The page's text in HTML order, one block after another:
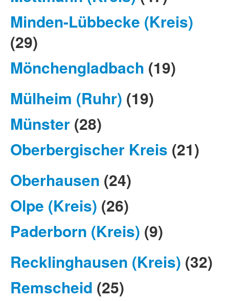
Minden-Lübbecke (Kreis)
(29)
Mönchengladbach (19)
Mülheim (Ruhr) (19)
Münster (28)
Oberbergischer Kreis (21)
Oberhausen (24)
Olpe (Kreis) (26)
Paderborn (Kreis) (9)
Recklinghausen (Kreis) (32)
Remscheid (25)